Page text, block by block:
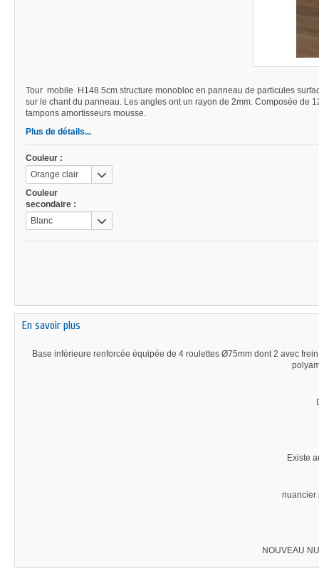
Tour mobile H148.5cm structure monobloc en panneau de particules
sur le chant du panneau. Les angles ont un rayon de 2mm. Composée de
tampons amortisseurs mousse.
Plus de détails...
Couleur :
Orange clair
Couleur
secondaire :
Blanc
En savoir plus
Base inférieure renforcée équipée de 4 roulettes Ø75mm dont 2 avec
Existe
nuancier
NOUVEAU